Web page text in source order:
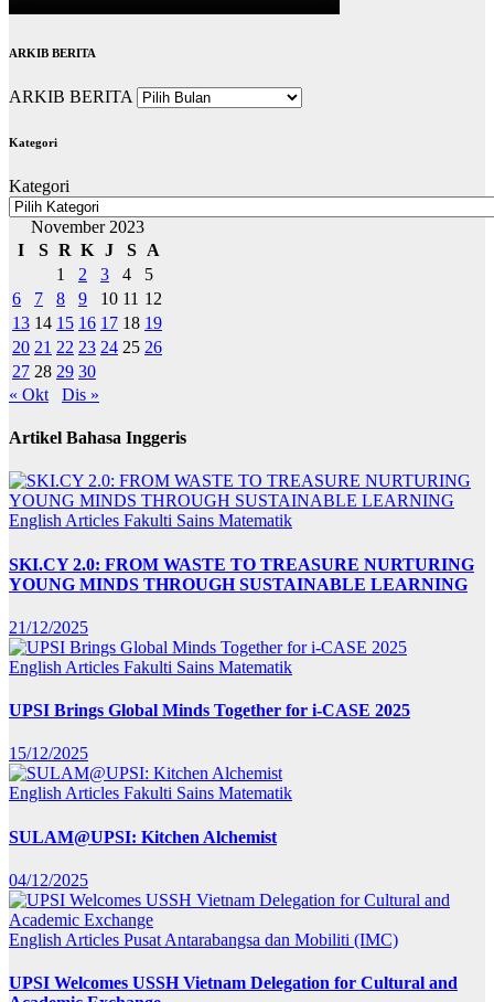
ARKIB BERITA
ARKIB BERITA
Kategori
Kategori
November 2023
I
S R K J S
A
1
2 3 4
5
6
7 8 9 10 11 12
13 14 15 16 17 18 19
20 21 22 23 24 25 26
27 28 29 30
« Okt
Dis »
Artikel Bahasa Inggeris
English Articles Fakulti Sains Matematik
SKI.CY 2.0: FROM WASTE TO TREASURE NURTURING
YOUNG MINDS THROUGH SUSTAINABLE LEARNING
21/12/2025
English Articles Fakulti Sains Matematik
UPSI Brings Global Minds Together for i-CASE 2025
15/12/2025
English Articles Fakulti Sains Matematik
SULAM@UPSI: Kitchen Alchemist
04/12/2025
English Articles Pusat Antarabangsa dan Mobiliti (IMC)
UPSI Welcomes USSH Vietnam Delegation for Cultural and